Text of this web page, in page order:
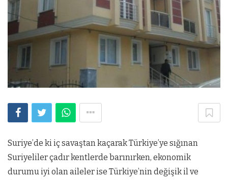
Suriye’de ki iç savaştan kaçarak Türkiye’ye sığınan
Suriyeliler çadır kentlerde barınırken, ekonomik
durumu iyi olan aileler ise Türkiye’nin değişik il ve